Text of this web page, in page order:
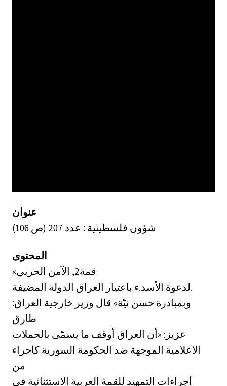
عنوان
شؤون فلسطينية : عدد 207 (ص 106)
المحتوى
«قمة2, الآمن الحربي
لدعوة الأسد.ء باعتيار العراق الدولة المضيفة.
وبمبادرة حسن نيّة» قال وزير خارجية العراق:
طارق
عزيز: «أن العراق أوقف ما يسمّى بالحملات
الاعلامية الموجهة ضد الحكومة السورية كاجراء
من
أجراءات التمهيد للقمة العربية الاستثنائية في